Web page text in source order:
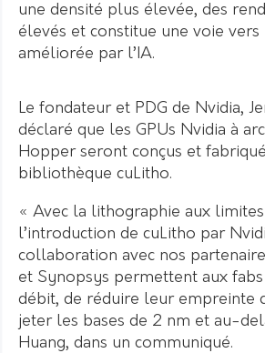
une densité plus élevée, des
élevés et constitue une voie
améliorée par l’IA.
Le fondateur et PDG de Nvidia,
déclaré que les GPUs Nvidia à
Hopper seront conçus et
bibliothèque cuLitho.
« Avec la lithographie aux
l’introduction de cuLitho par
collaboration avec nos
et Synopsys permettent aux
débit, de réduire leur empreinte
jeter les bases de 2 nm et au-
Huang, dans un communiqué.